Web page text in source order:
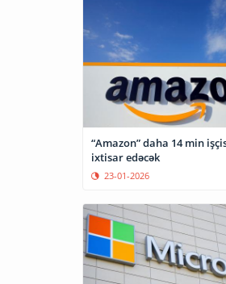
“Amazon” daha 14 min
ixtisar edəcək
23-01-2026